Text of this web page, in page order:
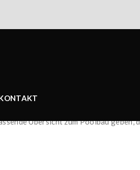
Lebensqualität. Die Firma
Übersicht zum Poolbau geben,